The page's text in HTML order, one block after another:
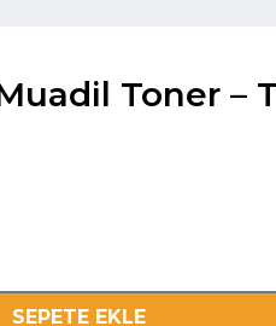
Toner –
SEPETE EKLE